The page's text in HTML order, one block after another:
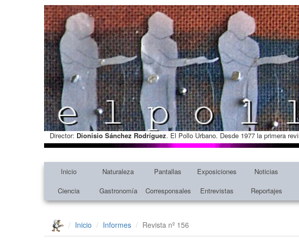
Director: Dionisio Sánchez Rodríguez. El Pollo Urbano. Desde 1977 la primera
Inicio Naturaleza Pantallas Exposiciones Noticias
Ciencia
Gastronomía Corresponsales Entrevistas Reportajes
Inicio Informes Revista nº 156